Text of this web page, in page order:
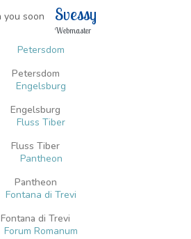
Svessy
Webmaster
Petersdom
Engelsburg
Fluss Tiber
Pantheon
Fontana di Trevi